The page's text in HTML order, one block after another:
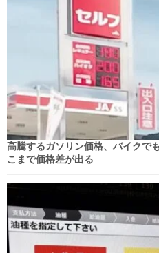
高騰するガソリン価格、バイクで
こまで価格差が出る